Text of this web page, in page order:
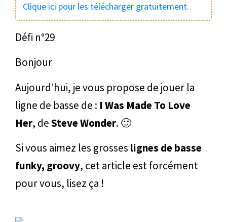
Clique ici pour les télécharger gratuitement.
Défi n°29
Bonjour
Aujourd’hui, je vous propose de jouer la
ligne de basse de : I Was Made To Love
Her, deSteve Wonder. 🙂
Si vous aimez les grosses lignes de basse
funky, groovy, cet article est forcément
pour vous, lisez ça !